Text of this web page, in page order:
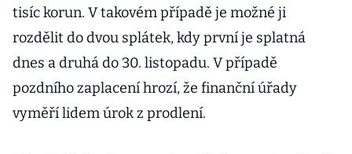
tisíc korun. V takovém případě je možné ji
rozdělit do dvou splátek, kdy první je splatná
dnes a druhá do 30. listopadu. V případě
pozdního zaplacení hrozí, že finanční úřady
vyměří lidem úrok z prodlení.